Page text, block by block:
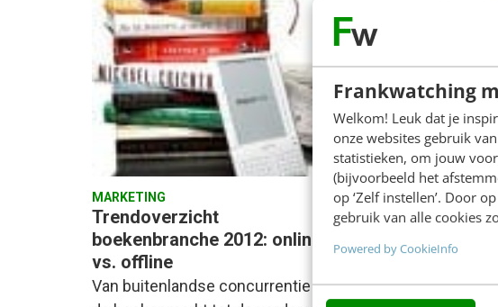
Frankwatching
Welkom! Leuk dat je
onze websites gebruik
statistieken, om jouw
(bijvoorbeeld het
op ‘Zelf instellen’. Door
gebruik van alle cookies
Powered by CookieInfo
MARKETING
Trendoverzicht
boekenbranche 2012: online
vs. offline
Van buitenlandse concurrentie op
MARKETING
Het boek: een
toekomst
books en